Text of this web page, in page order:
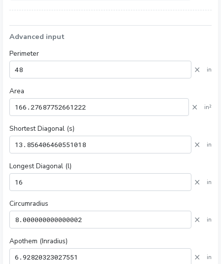
Advanced input
Perimeter
× in
Area
× in²
Shortest Diagonal (s)
× in
Longest Diagonal (l)
× in
Circumradius
× in
Apothem (Inradius)
× in